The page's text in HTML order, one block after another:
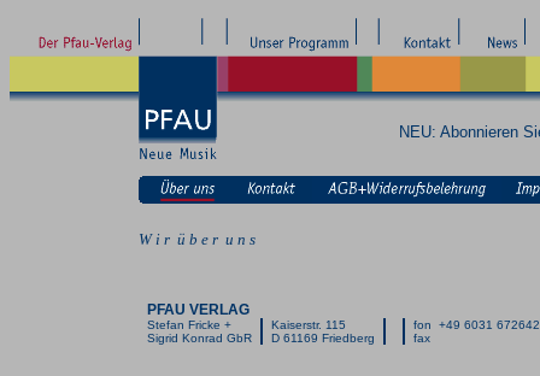
NEU: Abonnieren
W i r ü b e r u n s
PFAU VERLAG
Stefan Fricke +
Sigrid Konrad GbR
Kaiserstr. 115
D 61169 Friedberg
fon +49 6031
fax